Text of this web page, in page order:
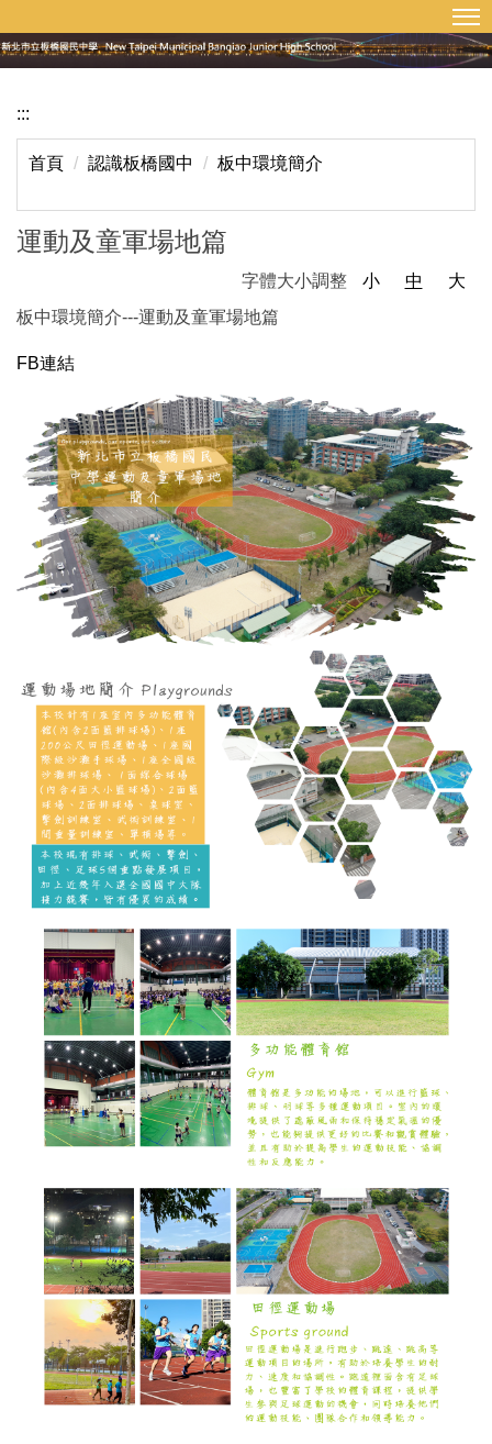
到
主
內
網站導覽
:::
首頁 認識板橋國中 板中環境簡介
運動及童軍場地篇
字體大小調整 小 中
大
板中環境簡介---運動及童軍場地篇
FB連結